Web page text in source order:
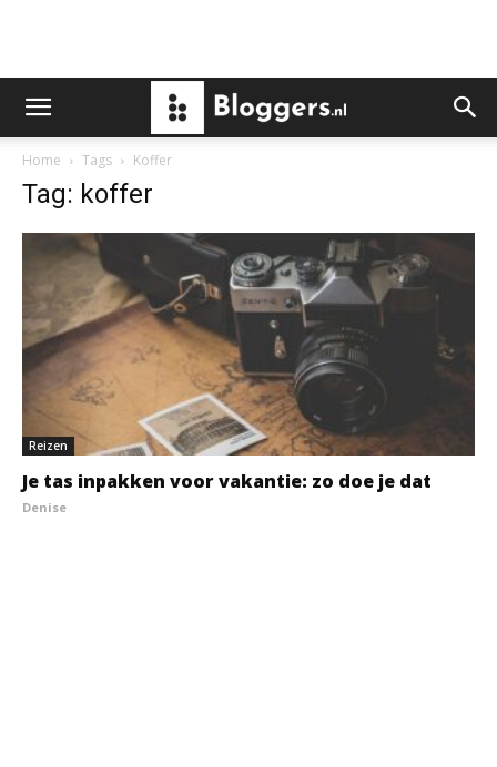
Home Tags Koffer
Tag: koffer
Reizen
Je tas inpakken voor vakantie: zo doe je dat
Denise